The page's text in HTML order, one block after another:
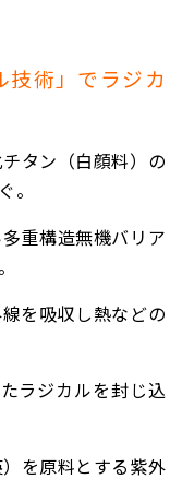
技術」でラジカ
タン（白顔料）の
。
重構造無機バリア
を吸収し熱などの
ラジカルを封じ込
を原料とする紫外